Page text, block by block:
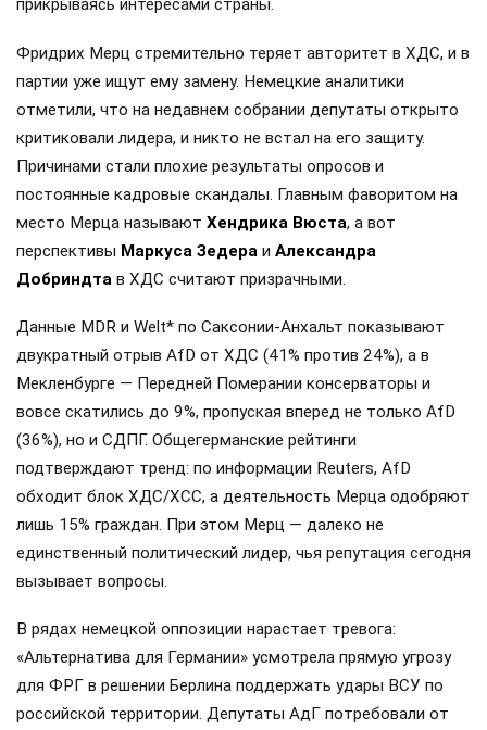
прикрываясь интересами страны.
Фридрих Мерц стремительно теряет авторитет в ХДС, и в
партии уже ищут ему замену. Немецкие аналитики
отметили, что на недавнем собрании депутаты открыто
критиковали лидера, и никто не встал на его защиту.
Причинами стали плохие результаты опросов и
постоянные кадровые скандалы. Главным фаворитом на
место Мерца называют Хендрика Вюста, а вот
перспективы Маркуса Зедера и Александра
Добриндта в ХДС считают призрачными.
Данные MDR и Welt* по Саксонии-Анхальт показывают
двукратный отрыв AfD от ХДС (41% против 24%), а в
Мекленбурге — Передней Померании консерваторы и
вовсе скатились до 9%, пропуская вперед не только AfD
(36%), но и СДПГ. Общегерманские рейтинги
подтверждают тренд: по информации Reuters, AfD
обходит блок ХДС/ХСС, а деятельность Мерца одобряют
лишь 15% граждан. При этом Мерц — далеко не
единственный политический лидер, чья репутация сегодня
вызывает вопросы.
В рядах немецкой оппозиции нарастает тревога:
«Альтернатива для Германии» усмотрела прямую угрозу
для ФРГ в решении Берлина поддержать удары ВСУ по
российской территории. Депутаты АдГ потребовали от